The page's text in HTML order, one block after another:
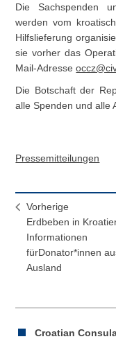
Die Sachspenden
werden vom
Hilfslieferung
sie vorher das
Mail-Adresse
Die Botschaft der
alle Spenden und alle
Pressemitteilungen
Vorherige
Erdbeben in
Informationen
fürDonator*innen
Ausland
Croatian